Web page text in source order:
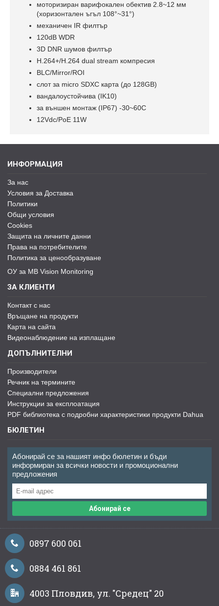
моторизиран варифокален обектив 2.8~12 мм
(хоризонтален ъгъл 108°~31°)
механичен IR филтър
120dB WDR
3D DNR шумов филтър
H.264+/H.264 dual stream компресия
BLC/Mirror/ROI
слот за micro SDXC карта (до 128GB)
вандалоустойчива (IK10)
за външен монтаж (IP67) -30~60C
12Vdc/PoE 11W
ИНФОРМАЦИЯ
За нас
Условия за Доставка
Политики
Общи условия
Cookies
Защита на личните данни
Права на потребителите
Политика за ценообразуване
ОУ за MB Vision Monitoring
ЗА КЛИЕНТИ
Контакт с нас
Връщане на продукти
Карта на сайта
Видеонаблюдение на изплащане
ДОПЪЛНИТЕЛНИ
Производители
Речник на термините
Специални предложения
Инструкции за експлоатация
PDF библиотека с подробни характеристики продукти Dahua
БЮЛЕТИН
Абонирай се за нашият инфо бюлетин и бъди
информиран за всички новости и промоционални
предложения
Абонирай се
0897 600 061
0884 461 861
4003 Пловдив, ул. "Средец" 20